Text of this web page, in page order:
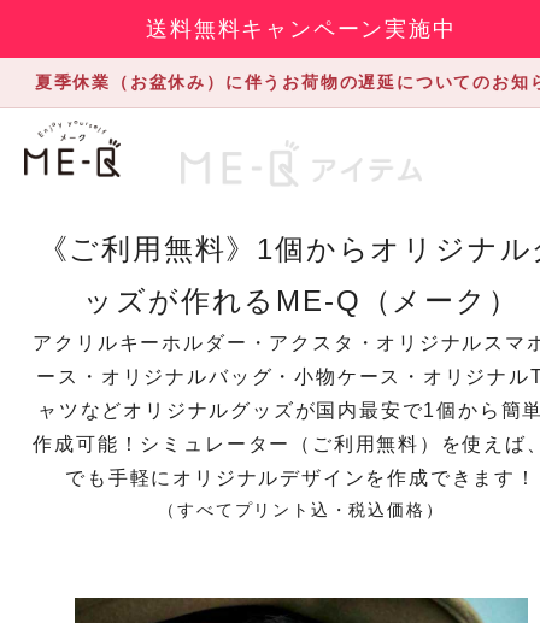
送料無料キャンペーン実施中
夏季休業（お盆休み）に伴うお荷物の遅延についてのお知
《ご利用無料》1個からオリジナル
ッズが作れるME-Q（メーク）
アクリルキーホルダー・アクスタ・オリジナルスマ
ース・オリジナルバッグ・小物ケース・オリジナル
ャツなどオリジナルグッズが国内最安で1個から簡
作成可能！シミュレーター（ご利用無料）を使えば
でも手軽にオリジナルデザインを作成できます！
（すべてプリント込・税込価格）